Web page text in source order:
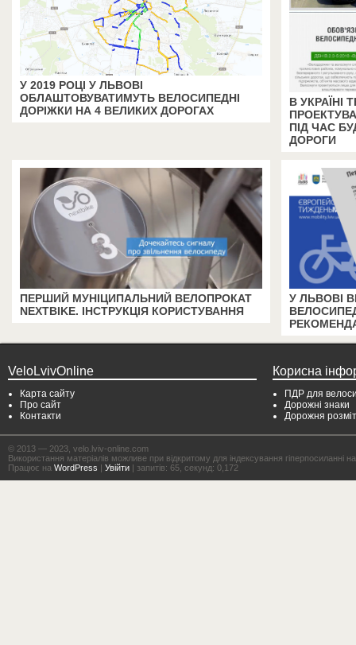
У 2019 РОЦІ У ЛЬВОВІ
ОБЛАШТОВУВАТИМУТЬ ВЕЛОСИПЕДНІ
ДОРІЖКИ НА 4 ВЕЛИКИХ ДОРОГАХ
В УКРАЇНІ
ПІД ЧАС
ДОРОГИ
ПЕРШИЙ МУНІЦИПАЛЬНИЙ ВЕЛОПРОКАТ
NEXTBIKE. ІНСТРУКЦІЯ КОРИСТУВАННЯ
У ЛЬВОВІ
VeloLvivOnline
Карта сайту
Про сайт
Контакти
Корисна
ПДР для
Дорожні знаки
Дорожня
© 2013 — 2023, velo.lviv-online.com
Використання матеріалів можливе при відкритому для індексування гіперпосиланні
Працює на WordPress | Увійти | запитів: 65, секунд: 0,172